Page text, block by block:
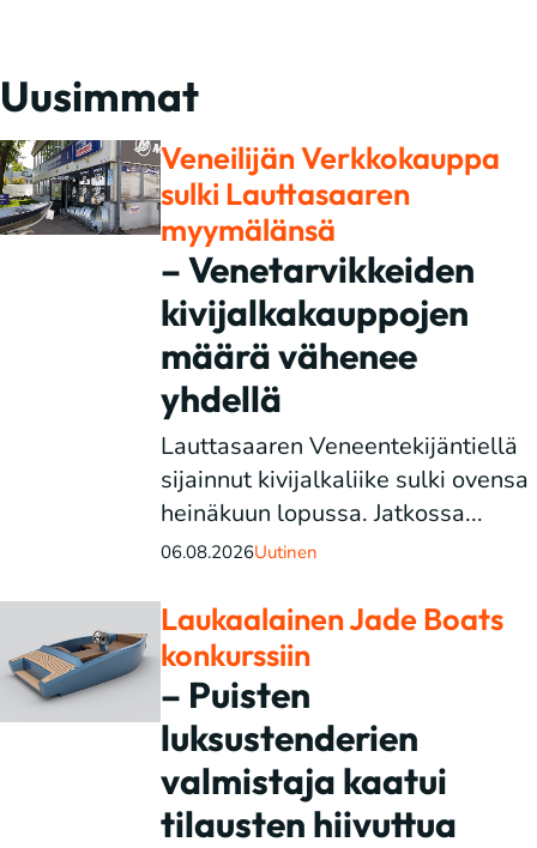
Uusimmat
Veneilijän Verkkokauppa
sulki Lauttasaaren
myymälänsä
– Venetarvikkeiden
kivijalkakauppojen
määrä vähenee
yhdellä
Lauttasaaren Veneentekijäntiellä
sijainnut kivijalkaliike sulki ovensa
heinäkuun lopussa. Jatkossa...
06.08.2026Uutinen
Laukaalainen Jade Boats
konkurssiin
– Puisten
luksustenderien
valmistaja kaatui
tilausten hiivuttua